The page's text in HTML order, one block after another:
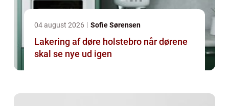
04 august 2026 Sofie Sørensen
Lakering af døre holstebro når dørene
skal se nye ud igen